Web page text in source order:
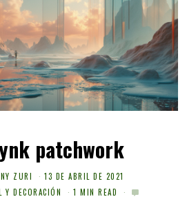
patchwork
ZURI
13 DE ABRIL DE 2021
Y DECORACIÓN
1 MIN READ